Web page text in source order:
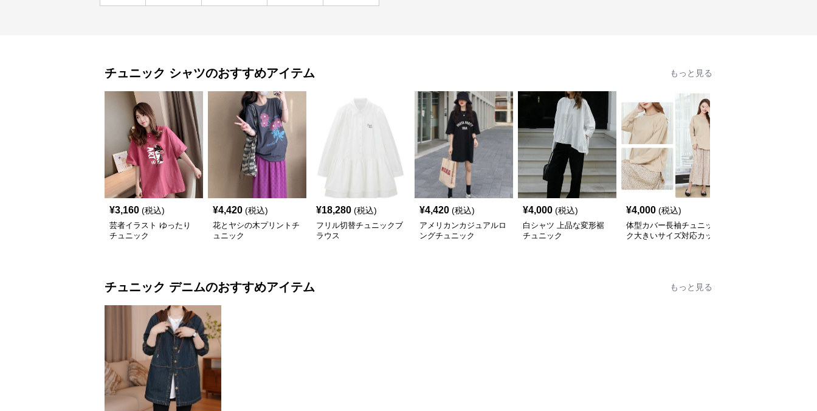
チュニック シャツのおすすめアイテム もっと見る
¥3,160 (税込)
芸者イラスト ゆったり
チュニック
¥4,420 (税込)
花とヤシの木プリントチ
ュニック
¥18,280 (税込)
フリル切替チュニックブ
ラウス
¥4,420 (税込)
アメリカンカジュアルロ
ングチュニック
¥4,000 (税込)
白シャツ 上品な変形裾
チュニック
¥4,000 (税込)
体型カバー長袖チュニッ
ク大きいサイズ対応カッ
チュニック デニムのおすすめアイテム もっと見る